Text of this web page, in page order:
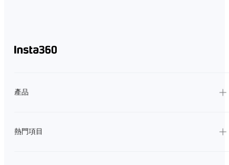
產品
熱門項目